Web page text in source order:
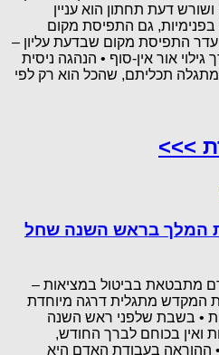
דעת תחתון הוא עניין
גם התפיסת מקום
התפיסת מקום שבדעת עליון –
אור אין-סוף • הנהגה ניסית
תכליתם, שהכל הוא רק לפי
>>>
המלך בראש השנה שחל
מתבטאת בביטול במציאות –
המקדש מתגלית דרגה מיוחדת
• בשבת שלפני ראש השנה
ואין בכוחם לברך החודש,
ההוראה בעבודת האדם היא